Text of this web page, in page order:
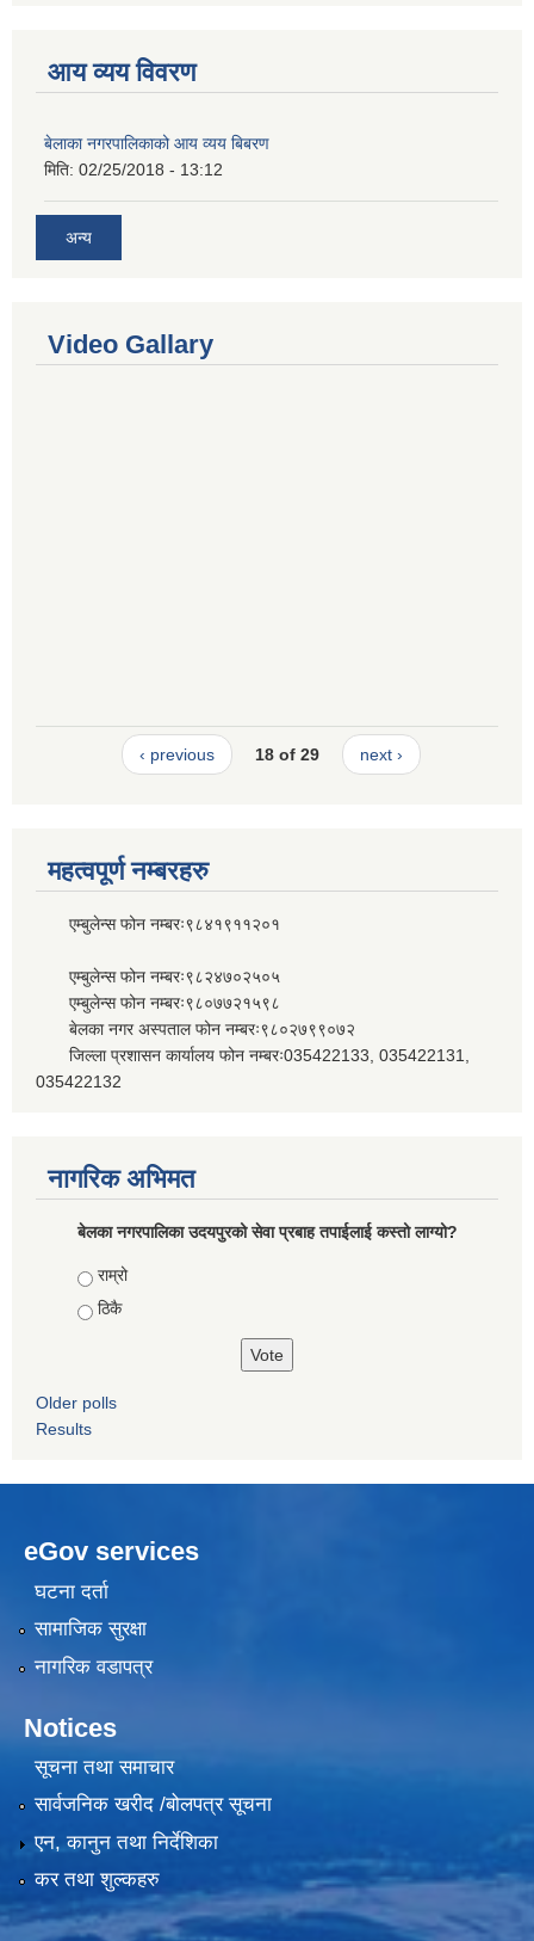
आय व्यय विवरण
बेलाका नगरपालिकाको आय व्यय बिबरण
मिति: 02/25/2018 - 13:12
अन्य
Video Gallary
‹ previous 18 of 29 next ›
महत्वपूर्ण नम्बरहरु
एम्बुलेन्स फोन नम्बरः९८४१९११२०१
एम्बुलेन्स फोन नम्बरः९८२४७०२५०५
एम्बुलेन्स फोन नम्बरः९८०७७२१५९८
बेलका नगर अस्पताल फोन नम्बरः९८०२७९९०७२
जिल्ला प्रशासन कार्यालय फोन नम्बरः035422133, 035422131,
035422132
नागरिक अभिमत
बेलका नगरपालिका उदयपुरको सेवा प्रबाह तपाईलाई कस्तो लाग्यो?
Choices
राम्रो
ठिकै
Older polls
Results
eGov services
घटना दर्ता
सामाजिक सुरक्षा
नागरिक वडापत्र
Notices
सूचना तथा समाचार
सार्वजनिक खरीद /बोलपत्र सूचना
एन, कानुन तथा निर्देशिका
कर तथा शुल्कहरु